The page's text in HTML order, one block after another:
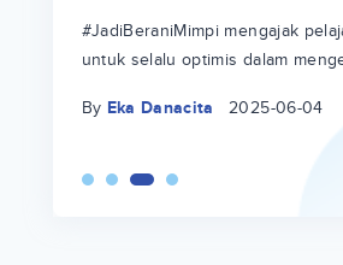
#JadiBeraniMimpi mengajak
untuk selalu optimis dalam
By Eka Danacita 2025-06-04